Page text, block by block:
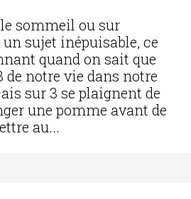
sommeil ou sur
un sujet inépuisable, ce
quand on sait que
de notre vie dans notre
sur 3 se plaignent de
une pomme avant de
au...